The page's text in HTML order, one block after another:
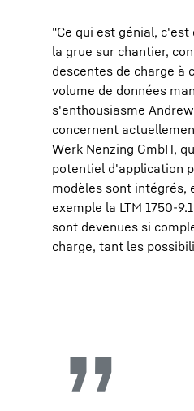
"Ce qui est génial,
la grue sur chantier,
descentes de charge à
volume de données
s'enthousiasme
concernent
Werk Nenzing GmbH,
potentiel d'application
modèles sont intégrés,
exemple la LTM 1750-
sont devenues si
charge, tant les